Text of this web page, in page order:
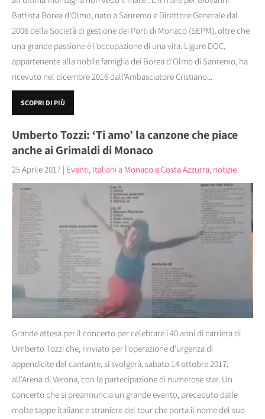
Battista Borea d'Olmo, nato a Sanremo e Direttore Generale dal
2006 della Società di gestione dei Porti di Monaco (SEPM), oltre che
una grande passione è l'occupazione di una vita. Ligure DOC,
appartenente alla nobile famiglia dei Borea d'Olmo di Sanremo, ha
ricevuto nel dicembre 2016 dall'Ambasciatore Cristiano...
SCOPRI DI PIÙ
Umberto Tozzi: ‘Ti amo’ la canzone che piace
anche ai Grimaldi di Monaco
25 Aprile 2017 | Eventi, Italiani a Monaco e Costa Azzurra, notizie
Grande attesa per il concerto per celebrare i 40 anni di carriera di
Umberto Tozzi che, rinviato per l'operazione d'urgenza di
appendicite del cantante, si svolgerà, sabato 14 ottobre 2017,
all'Arena di Verona, con la partecipazione di numerose star. Un
concerto che si preannuncia un grande evento, preceduto dalle
molte tappe italiane e straniere del tour che porta il nome del suo